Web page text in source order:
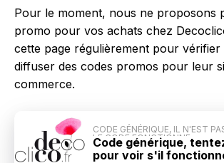
Pour le moment, nous ne proposons
promo pour vos achats chez
cette page régulièrement pour vérifier
diffuser des codes promos pour leur
commerce.
CODE GÉNÉRIQUE, IL N'EST
LE CODE FONCTIONNE
Code générique,
pour voir s'il